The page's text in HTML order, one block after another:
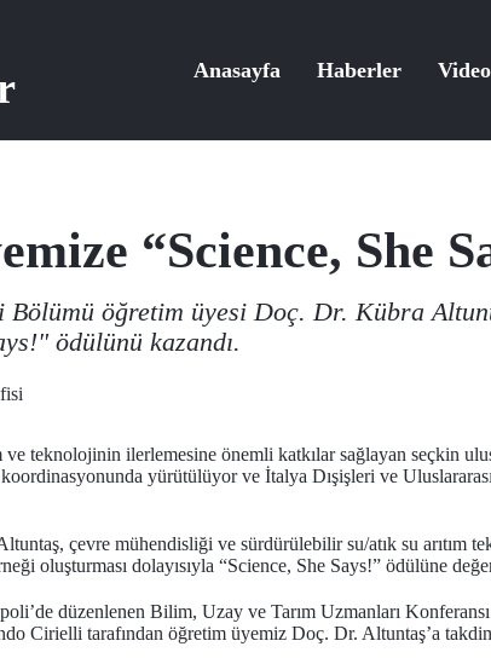
Anasayfa Haberler Video
“Science, She
öğretim üyesi Doç. Dr. Kübra
ödülünü kazandı.
teknolojinin ilerlemesine önemli katkılar sağlayan seçkin
yürütülüyor ve İtalya Dışişleri ve
çevre mühendisliği ve sürdürülebilir su/atık su arıtım
oluşturması dolayısıyla “Science, She Says!” ödülüne
düzenlenen Bilim, Uzay ve Tarım Uzmanları
Cirielli tarafından öğretim üyemiz Doç. Dr. Altuntaş’a